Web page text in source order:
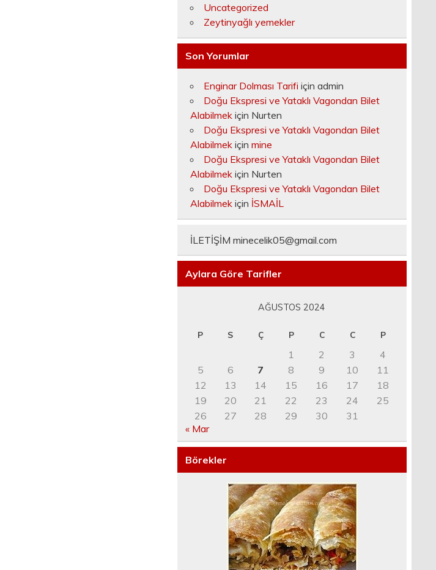
Uncategorized
Zeytinyağlı yemekler
Son Yorumlar
Enginar Dolması Tarifi içinadmin
Doğu Ekspresi ve Yataklı Vagondan Bilet
Alabilmek için Nurten
Doğu Ekspresi ve Yataklı Vagondan Bilet
Alabilmek içinmine
Doğu Ekspresi ve Yataklı Vagondan Bilet
Alabilmek için Nurten
Doğu Ekspresi ve Yataklı Vagondan Bilet
Alabilmek için İSMAİL
İLETİŞİMminecelik05@gmail.com
Aylara Göre Tarifler
AĞUSTOS 2024
P S Ç P C C P
1 2 3
4
5
6 7 8 9 10
11
12
13 14 15 16 17
18
19
20 21 22 23 24
25
26
27 28 29 30
31
« Mar
Börekler